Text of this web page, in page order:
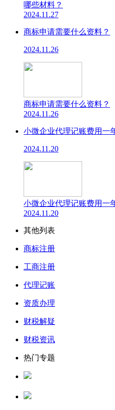
哪些材料？
2024.11.27
商标申请需要什么资料？
2024.11.26
商标申请需要什么资料？
2024.11.26
小微企业代理记账费用一
2024.11.20
小微企业代理记账费用一
2024.11.20
其他列表
商标注册
工商注册
代理记账
资质办理
财税解疑
财税资讯
热门专题